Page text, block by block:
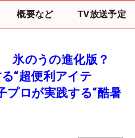
概要など TV放送予定
氷のうの進化版？
“超便利アイテ
プロが実践する“酷暑